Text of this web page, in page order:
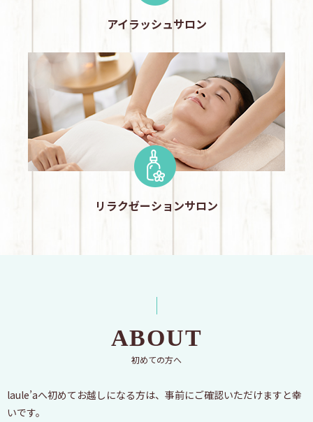
アイラッシュサロン
リラクゼーションサロン
ABOUT
初めての方へ
laule’aへ初めてお越しになる方は、事前にご確認いただけますと幸
いです。